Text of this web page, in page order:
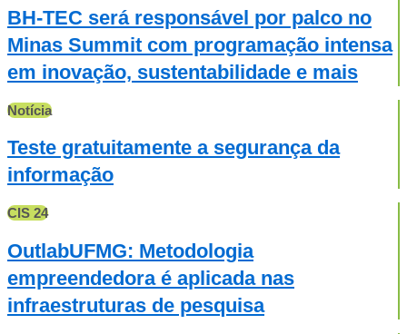
BH-TEC será responsável por palco no
Minas Summit com programação intensa
em inovação, sustentabilidade e mais
Notícia
Teste gratuitamente a segurança da
informação
CIS 24
OutlabUFMG: Metodologia
empreendedora é aplicada nas
infraestruturas de pesquisa